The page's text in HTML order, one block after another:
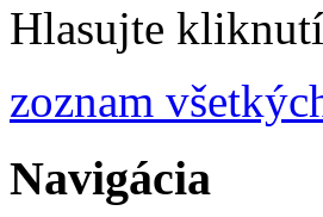
Hlasujte
zoznam
Navigácia